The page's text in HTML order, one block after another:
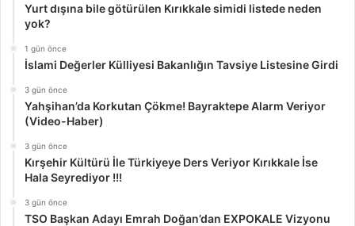
Yurt dışına bile götürülen Kırıkkale simidi listede neden
yok?
1 gün önce
İslami Değerler Külliyesi Bakanlığın Tavsiye Listesine Girdi
3 gün önce
Yahşihan’da Korkutan Çökme! Bayraktepe Alarm Veriyor
(Video-Haber)
3 gün önce
Kırşehir Kültürü İle Türkiyeye Ders Veriyor Kırıkkale İse
Hala Seyrediyor !!!
3 gün önce
TSO Başkan Adayı Emrah Doğan’dan EXPOKALE Vizyonu